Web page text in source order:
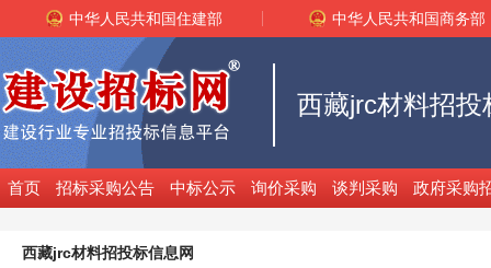
中华人民共和国住建部 中华人民共和国商务部
西藏jrc材料招投
首页 招标采购公告 中标公示 询价采购 谈判采购 政府采购
西藏jrc材料招投标信息网